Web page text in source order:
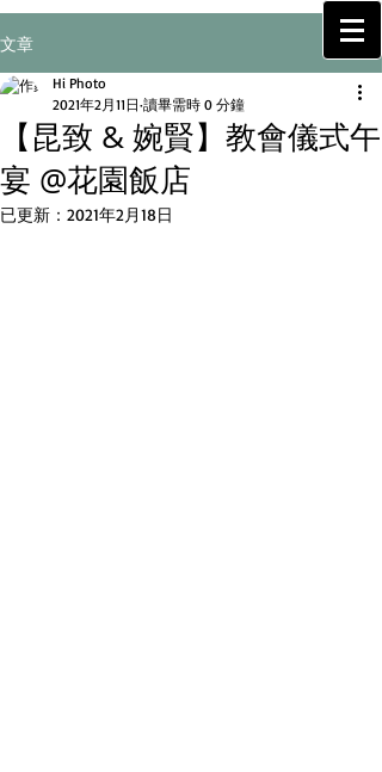
H ~!!
文章
【昆致 & 婉賢】教會儀式午
宴 @花園飯店
Hi Photo
2021年2月11日 讀畢需時 0 分鐘
已更新： 2021年2月18日